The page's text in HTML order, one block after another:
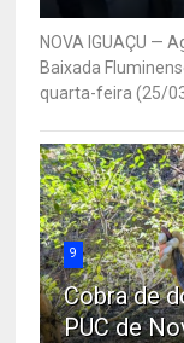
NOVA IGUAÇU —
Baixada
quarta-feira (25/
9
Cobra de
PUC de